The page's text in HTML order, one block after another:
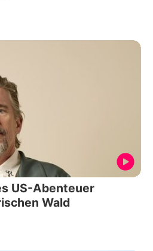
US-Abenteuer
Wald